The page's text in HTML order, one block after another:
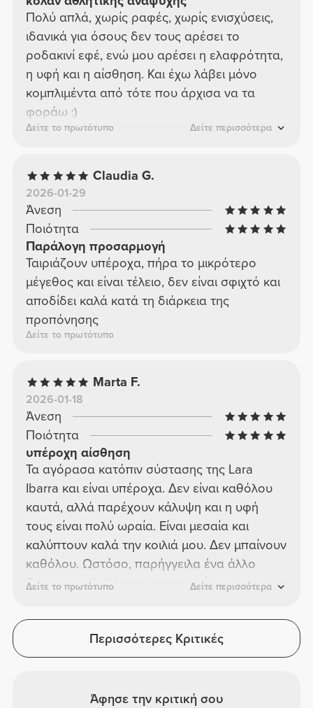
Πολύ απλά, χωρίς ραφές, χωρίς ενισχύσεις,
ιδανικά για όσους δεν τους αρέσει το
ροδακινί εφέ, ενώ μου αρέσει η ελαφρότητα,
η υφή και η αίσθηση. Και έχω λάβει μόνο
κομπλιμέντα από τότε που άρχισα να τα
φοράω :)
Δείτε το πρωτότυπο Δείτε περισσότερα
Claudia G.
2026-01-29
Άνεση
Ποιότητα
Παράλογη προσαρμογή
Ταιριάζουν υπέροχα, πήρα το μικρότερο
μέγεθος και είναι τέλειο, δεν είναι σφιχτό και
αποδίδει καλά κατά τη διάρκεια της
προπόνησης
Δείτε το πρωτότυπο
Marta F.
2026-01-18
Άνεση
Ποιότητα
υπέροχη αίσθηση
Τα αγόρασα κατόπιν σύστασης της Lara
Ibarra και είναι υπέροχα. Δεν είναι καθόλου
καυτά, αλλά παρέχουν κάλυψη και η υφή
τους είναι πολύ ωραία. Είναι μεσαία και
καλύπτουν καλά την κοιλιά μου. Δεν μπαίνουν
καθόλου. Ωστόσο, παρήγγειλα ένα άλλο
ζευγάρι με ψηλό μπούστο και είναι πιο
χρώμα.
Δείτε το πρωτότυπο Δείτε περισσότερα
Περισσότερες Κριτικές
Άφησε την κριτική σου